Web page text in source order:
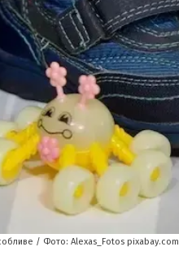
/ Фото: Alexas_Fotos pixabay.com